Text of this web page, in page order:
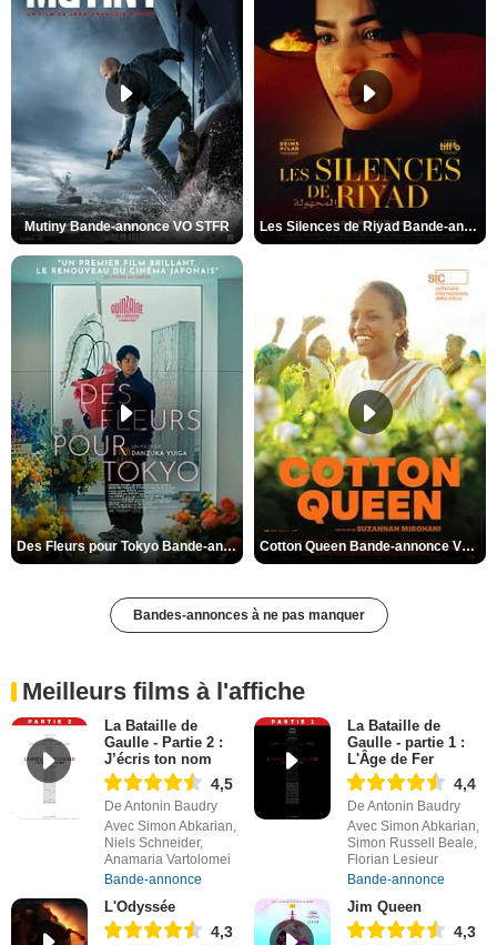
Mutiny Bande-annonce VO STFR Les Silences de Riyad Bande-annonce VO STFR
Des Fleurs pour Tokyo Bande-annonce VO STFR Cotton Queen Bande-annonce VO STFR
Bandes-annonces à ne pas manquer
Meilleurs films à l'affiche
La Bataille de
Gaulle - Partie 2 :
J’écris ton nom
4,5
De Antonin Baudry
Avec Simon Abkarian,
Niels Schneider,
Anamaria Vartolomei
Bande-annonce
La Bataille de
Gaulle - partie 1 :
L'Âge de Fer
4,4
De Antonin Baudry
Avec Simon Abkarian,
Simon Russell Beale,
Florian Lesieur
Bande-annonce
L'Odyssée
4,3
Jim Queen
4,3